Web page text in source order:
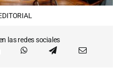
las redes sociales